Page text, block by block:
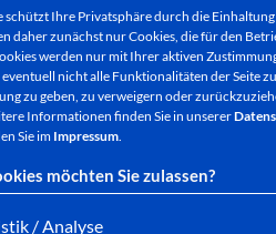
schützt Ihre Privatsphäre durch die
daher zunächst nur Cookies, die für den
werden nur mit Ihrer aktiven
nicht alle Funktionalitäten der Seite
zu geben, zu verweigern oder
Informationen finden Sie in unserer
Sie im Impressum.
möchten Sie zulassen?
/ Analyse
wieder abziehen musste.
- Das bislang älteste
- Die jüngsten Eheleute,
und 19 Jahre jung. Die
noch minderjährig war.
- Ringetauschen gehört
keinerlei Bewandtnis. Es